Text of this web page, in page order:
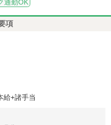
通勤OK
項
給+諸手当